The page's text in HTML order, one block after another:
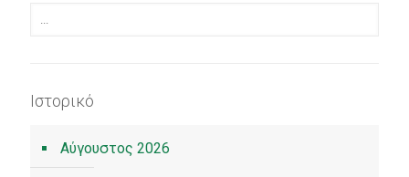
Ιστορικό
Αύγουστος 2026